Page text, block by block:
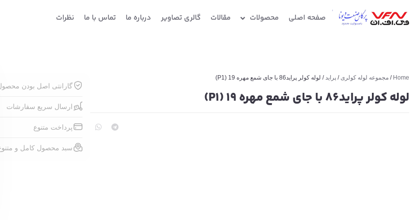
صفحه اصلی محصولات مقالات گالری تصاویر درباره ما تماس با ما نظرات
Home
/ مجموعه لوله کولری/ پراید/ لوله کولر پراید86 با جای شمع مهره 19 (P1)
لوله کولر پراید86 با جای شمع مهره 19 (P1)
گارانتی اصل بودن
ارسال سریع سفارشات
پرداخت متنوع
سبد محصول کامل و